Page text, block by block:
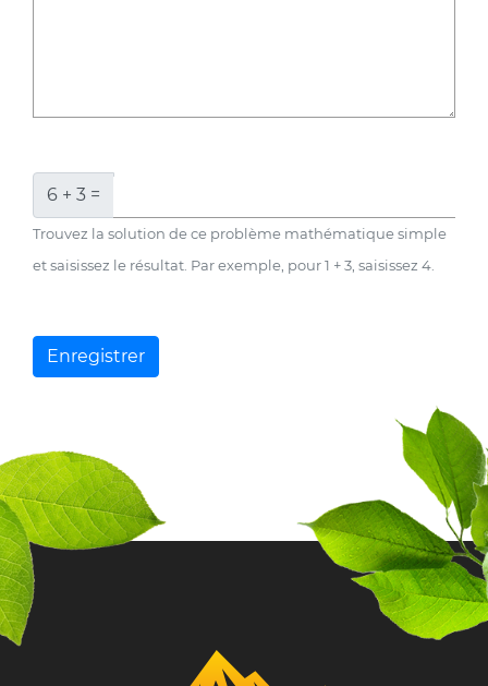
6 + 3 =
Trouvez la solution de ce problème mathématique simple
et saisissez le résultat. Par exemple, pour 1 + 3, saisissez 4.
Enregistrer